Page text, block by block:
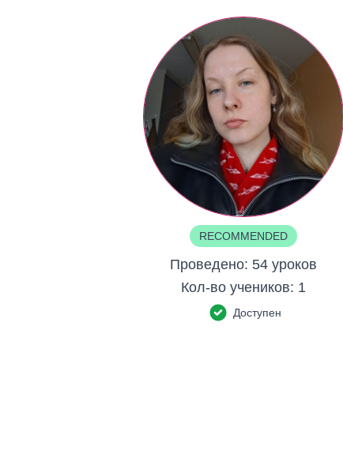
RECOMMENDED
Проведено: 54 уроков
Кол-во учеников: 1
Доступен